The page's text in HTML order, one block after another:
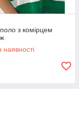
з комірцем